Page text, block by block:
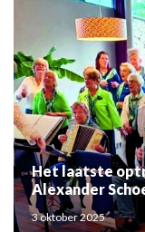
Het laatste
Alexander
3 oktober 2025